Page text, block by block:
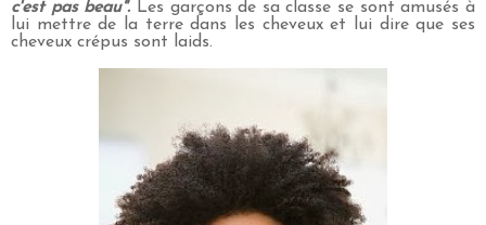
c'est pas beau". Les garçons de sa classe se sont amusés à
lui mettre de la terre dans les cheveux et lui dire que ses
cheveux crépus sont laids.